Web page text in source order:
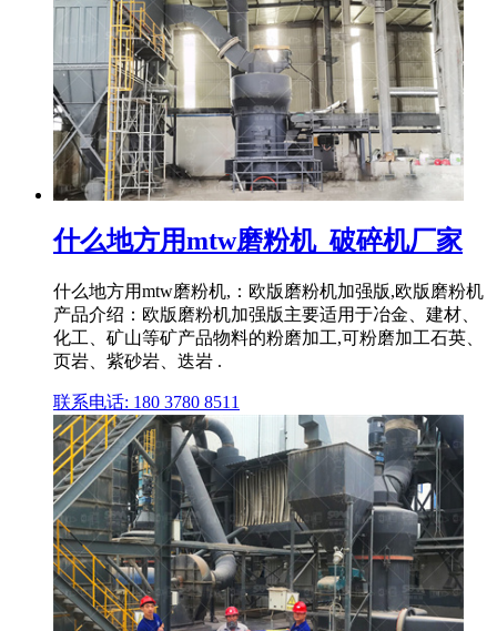
什么地方用mtw磨粉机_破碎机厂家
什么地方用mtw磨粉机,：欧版磨粉机加强版,欧版磨粉机
产品介绍：欧版磨粉机加强版主要适用于冶金、建材、
化工、矿山等矿产品物料的粉磨加工,可粉磨加工石英、
页岩、紫砂岩、迭岩 .
联系电话: 180 3780 8511